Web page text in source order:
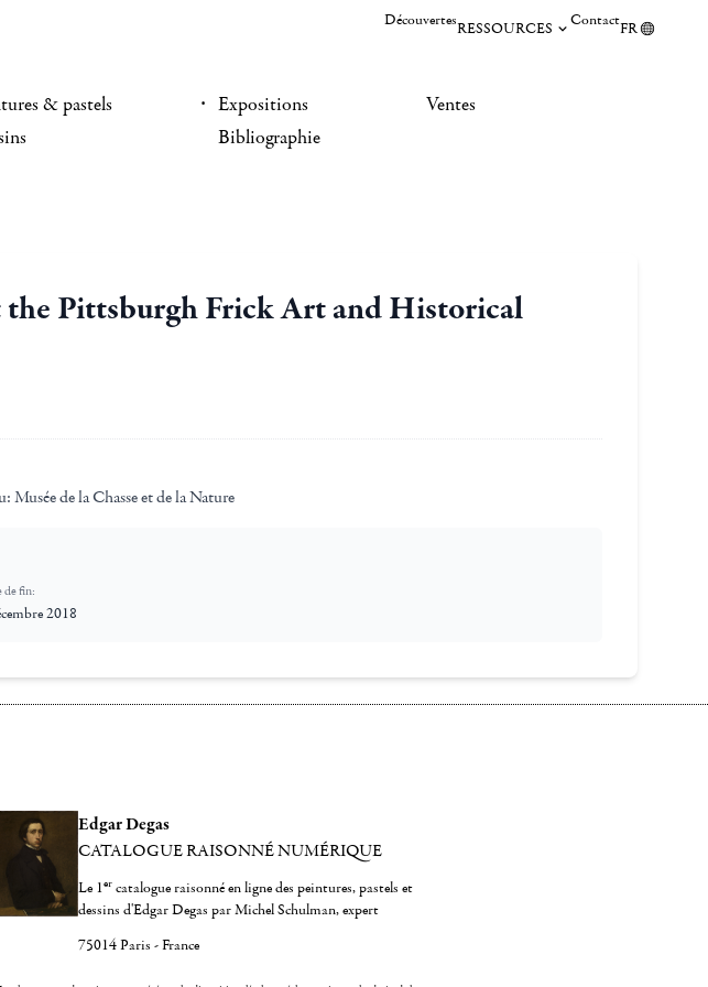
DécouvertesRESSOURCES ContactFR
& pastels
Expositions
Bibliographie
Ventes
the Pittsburgh Frick Art and Historical
Musée de la Chasse et de la Nature
de fin:
2018
Edgar Degas
CATALOGUE RAISONNÉ NUMÉRIQUE
Le 1er catalogue raisonné en ligne des peintures, pastels et
dessins d'Edgar Degas par Michel Schulman, expert
75014 Paris - France